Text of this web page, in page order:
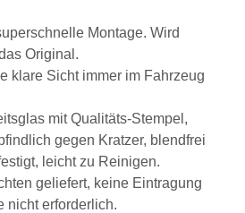
Montage. Wird
Original.
klare Sicht immer im Fahrzeug
mit Qualitäts-Stempel,
gegen Kratzer, blendfrei
leicht zu Reinigen.
geliefert, keine Eintragung
nicht erforderlich.